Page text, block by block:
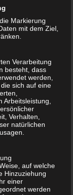
Kenntnis
Markierung
mit dem Ziel,
Verarbeitung
besteht, dass
werden,
sich auf eine
Arbeitsleistung,
Verhalten,
natürlichen
auf welche
Hinzuziehung
einer
werden